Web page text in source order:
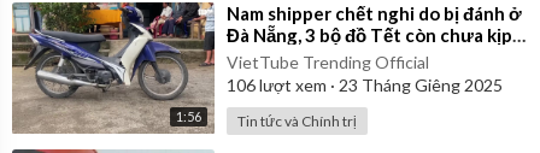
1:56
⁣Nam shipper chết nghi do bị đánh ở
Đà Nẵng, 3 bộ đồ Tết còn chưa kịp
mặc
VietTube Trending Official
106lượt xem · 23 Tháng Giêng 2025
Tin tức và Chính trị